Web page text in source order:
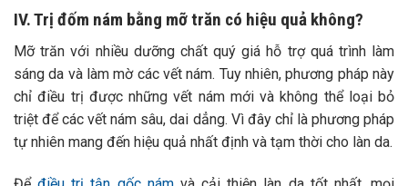
IV. Trị đốm nám bằng mỡ trăn có hiệu quả không?
Mỡ trăn với nhiều dưỡng chất quý giá hỗ trợ quá trình làm
sáng da và làm mờ các vết nám. Tuy nhiên, phương pháp này
chỉ điều trị được những vết nám mới và không thể loại bỏ
triệt để các vết nám sâu, dai dẳng. Vì đây chỉ là phương pháp
tự nhiên mang đến hiệu quả nhất định và tạm thời cho làn da.